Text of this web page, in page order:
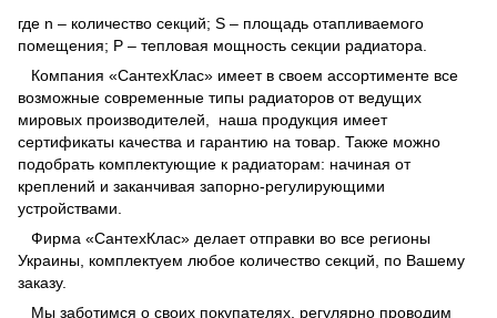
где n – количество секций; S – площадь отапливаемого
помещения; Р – тепловая мощность секции радиатора.
Компания «СантехКлас» имеет в своем ассортименте все
возможные современные типы радиаторов от ведущих
мировых производителей, наша продукция имеет
сертификаты качества и гарантию на товар. Также можно
подобрать комплектующие к радиаторам: начиная от
креплений и заканчивая запорно-регулирующими
устройствами.
Фирма «СантехКлас» делает отправки во все регионы
Украины, комплектуем любое количество секций, по Вашему
заказу.
Мы заботимся о своих покупателях, регулярно проводим